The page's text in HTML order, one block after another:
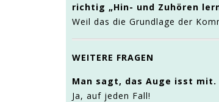
richtig „Hin- und Zuhören
Weil das die Grundlage der
WEITERE FRAGEN
Man sagt, das Auge isst mit.
Ja, auf jeden Fall!